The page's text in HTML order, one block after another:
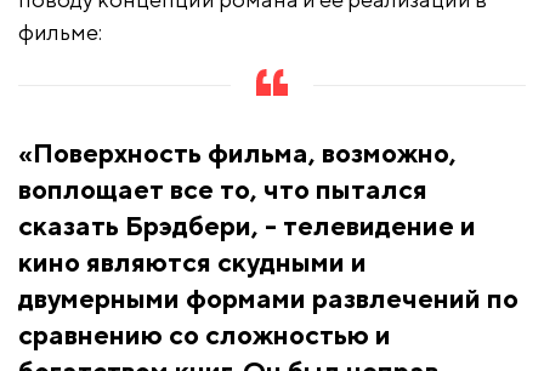
фильме:
«Поверхность фильма, возможно,
воплощает все то, что пытался
сказать Брэдбери, - телевидение и
кино являются скудными и
двумерными формами развлечений по
сравнению со сложностью и